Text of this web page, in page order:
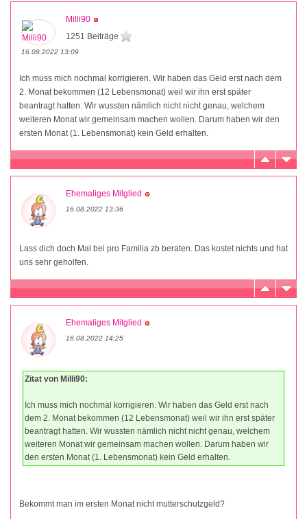
Milli90
1251 Beiträge
16.08.2022 13:09
Ich muss mich nochmal korrigieren. Wir haben das Geld erst nach dem
2. Monat bekommen (12 Lebensmonat) weil wir ihn erst später
beantragt hatten. Wir wussten nämlich nicht nicht genau, welchem
weiteren Monat wir gemeinsam machen wollen. Darum haben wir den
ersten Monat (1. Lebensmonat) kein Geld erhalten.
Ehemaliges Mitglied
16.08.2022 13:36
Lass dich doch Mal bei pro Familia zb beraten. Das kostet nichts und hat
uns sehr geholfen.
Ehemaliges Mitglied
16.08.2022 14:25
Zitat von Milli90:
Ich muss mich nochmal korrigieren. Wir haben das Geld erst nach
dem 2. Monat bekommen (12 Lebensmonat) weil wir ihn erst später
beantragt hatten. Wir wussten nämlich nicht nicht genau, welchem
weiteren Monat wir gemeinsam machen wollen. Darum haben wir
den ersten Monat (1. Lebensmonat) kein Geld erhalten.
Bekommt man im ersten Monat nicht mutterschutzgeld?